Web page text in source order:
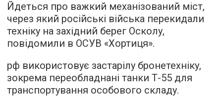
Йдеться про важкий механізований міст,
через який російські війська перекидали
техніку на західний берег Осколу,
повідомили в ОСУВ «Хортиця».
рф використовує застарілу бронетехніку,
зокрема переобладнані танки Т-55 для
транспортування особового складу.